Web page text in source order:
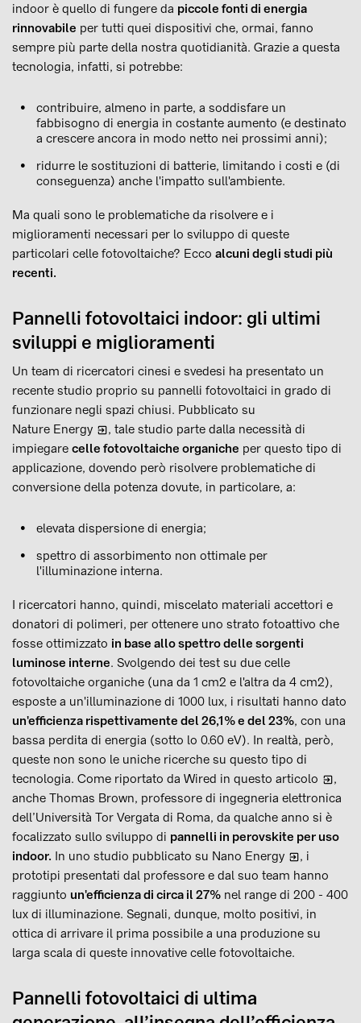
indoor è quello di fungere da piccole fonti di energia
rinnovabile per tutti quei dispositivi che, ormai, fanno
sempre più parte della nostra quotidianità. Grazie a questa
tecnologia, infatti, si potrebbe:
contribuire, almeno in parte, a soddisfare un
fabbisogno di energia in costante aumento (e destinato
a crescere ancora in modo netto nei prossimi anni);
ridurre le sostituzioni di batterie, limitando i costi e (di
conseguenza) anche l'impatto sull'ambiente.
Ma quali sono le problematiche da risolvere e i
miglioramenti necessari per lo sviluppo di queste
particolari celle fotovoltaiche? Ecco alcuni degli studi più
recenti.
Pannelli fotovoltaici indoor: gli ultimi
sviluppi e miglioramenti
Un team di ricercatori cinesi e svedesi ha presentato un
recente studio proprio su pannelli fotovoltaici in grado di
funzionare negli spazi chiusi. Pubblicato su
Nature Energy
, tale studio parte dalla necessità di
impiegare celle fotovoltaiche organiche per questo tipo di
applicazione, dovendo però risolvere problematiche di
conversione della potenza dovute, in particolare, a:
elevata dispersione di energia;
spettro di assorbimento non ottimale per
l'illuminazione interna.
I ricercatori hanno, quindi, miscelato materiali accettori e
donatori di polimeri, per ottenere uno strato fotoattivo che
fosse ottimizzato in base allo spettro delle sorgenti
luminose interne. Svolgendo dei test su due celle
fotovoltaiche organiche (una da 1 cm2 e l'altra da 4 cm2),
esposte a un'illuminazione di 1000 lux, i risultati hanno dato
un'efficienza rispettivamente del 26,1% e del 23%, con una
bassa perdita di energia (sotto lo 0.60 eV). In realtà, però,
queste non sono le uniche ricerche su questo tipo di
tecnologia. Come riportato da Wired in questo articolo
,
anche Thomas Brown, professore di ingegneria elettronica
dell’Università Tor Vergata di Roma, da qualche anno si è
focalizzato sullo sviluppo di pannelli in perovskite per uso
indoor. In uno studio pubblicato su Nano Energy
, i
prototipi presentati dal professore e dal suo team hanno
raggiunto un'efficienza di circa il 27% nel range di 200 - 400
lux di illuminazione. Segnali, dunque, molto positivi, in
ottica di arrivare il prima possibile a una produzione su
larga scala di queste innovative celle fotovoltaiche.
Pannelli fotovoltaici di ultima